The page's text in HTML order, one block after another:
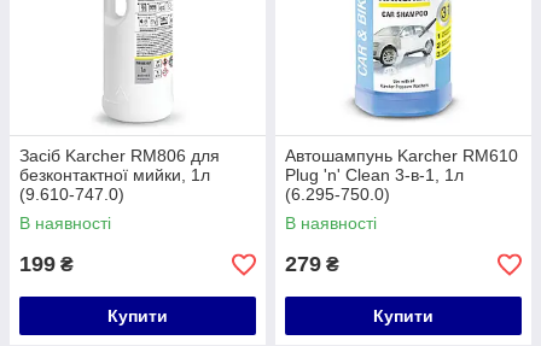
Засіб Karcher RM806 для
безконтактної мийки, 1л
(9.610-747.0)
В наявності
199 ₴
Купити
Автошампунь Karcher RM610
Plug 'n' Clean 3-в-1, 1л
(6.295-750.0)
В наявності
279 ₴
Купити